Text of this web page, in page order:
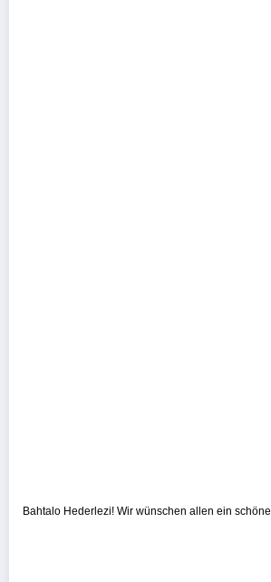
Bahtalo Hederlezi! Wir wünschen allen ein schöne